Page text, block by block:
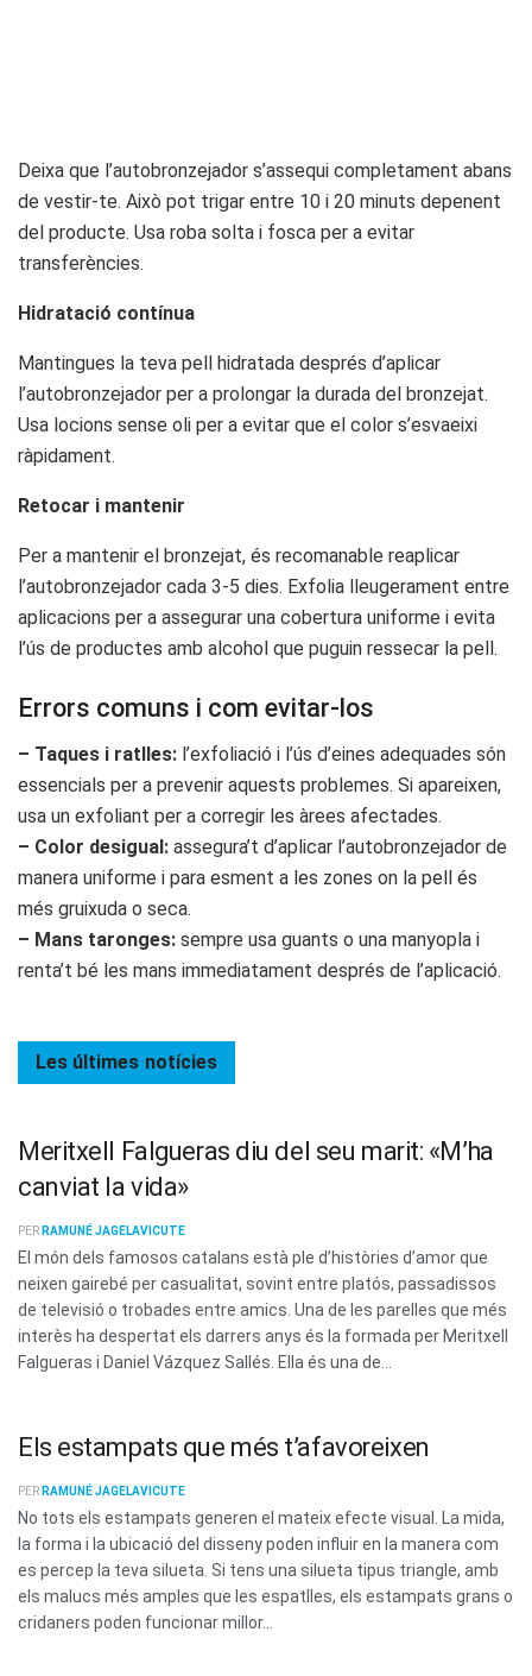
Deixa que l’autobronzejador s’assequi completament abans
de vestir-te. Això pot trigar entre 10 i 20 minuts depenent
del producte. Usa roba solta i fosca per a evitar
transferències.
Hidratació contínua
Mantingues la teva pell hidratada després d’aplicar
l’autobronzejador per a prolongar la durada del bronzejat.
Usa locions sense oli per a evitar que el color s’esvaeixi
ràpidament.
Retocar i mantenir
Per a mantenir el bronzejat, és recomanable reaplicar
l’autobronzejador cada 3-5 dies. Exfolia lleugerament entre
aplicacions per a assegurar una cobertura uniforme i evita
l’ús de productes amb alcohol que puguin ressecar la pell.
Errors comuns i com evitar-los
– Taques i ratlles: l’exfoliació i l’ús d’eines adequades són
essencials per a prevenir aquests problemes. Si apareixen,
usa un exfoliant per a corregir les àrees afectades.
– Color desigual: assegura’t d’aplicar l’autobronzejador de
manera uniforme i para esment a les zones on la pell és
més gruixuda o seca.
– Mans taronges: sempre usa guants o una manyopla i
renta’t bé les mans immediatament després de l’aplicació.
Les últimes notícies
Meritxell Falgueras diu del seu marit: «M’ha
canviat la vida»
PER RAMUNÉ JAGELAVICUTE
El món dels famosos catalans està ple d’històries d’amor que
neixen gairebé per casualitat, sovint entre platós, passadissos
de televisió o trobades entre amics. Una de les parelles que més
interès ha despertat els darrers anys és la formada per Meritxell
Falgueras i Daniel Vázquez Sallés. Ella és una de...
Els estampats que més t’afavoreixen
PER RAMUNÉ JAGELAVICUTE
No tots els estampats generen el mateix efecte visual. La mida,
la forma i la ubicació del disseny poden influir en la manera com
es percep la teva silueta. Si tens una silueta tipus triangle, amb
els malucs més amples que les espatlles, els estampats grans o
cridaners poden funcionar millor...